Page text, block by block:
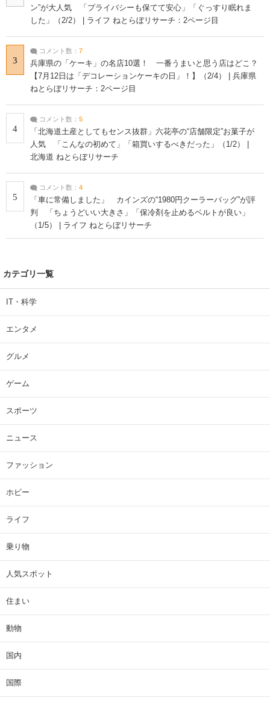
ン”が大人気 「プライバシーも保てて安心」「ぐっすり眠れま
した」（2/2） | ライフ ねとらぼリサーチ：2ページ目
3
コメント数： 7
兵庫県の「ケーキ」の名店10選！ 一番うまいと思う店はどこ？
【7月12日は「デコレーションケーキの日」！】（2/4） | 兵庫県
ねとらぼリサーチ：2ページ目
4
コメント数： 5
「北海道土産としてもセンス抜群」六花亭の“店舗限定”お菓子が
人気 「こんなの初めて」「箱買いするべきだった」（1/2） |
北海道 ねとらぼリサーチ
5
コメント数： 4
「車に常備しました」 カインズの“1980円クーラーバッグ”が評
判 「ちょうどいい大きさ」「保冷剤を止めるベルトが良い」
（1/5） | ライフ ねとらぼリサーチ
カテゴリ一覧
IT・科学
エンタメ
グルメ
ゲーム
スポーツ
ニュース
ファッション
ホビー
ライフ
乗り物
人気スポット
住まい
動物
国内
国際